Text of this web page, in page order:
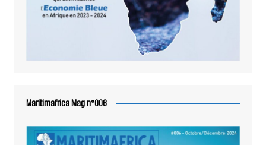
Maritimafrica Mag n°006